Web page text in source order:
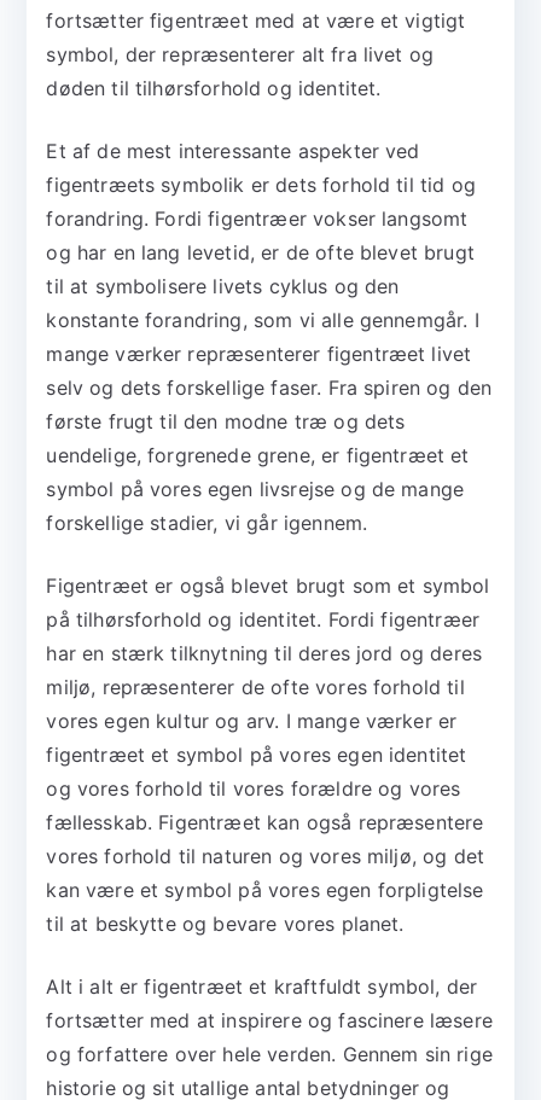
fortsætter figentræet med at være et vigtigt
symbol, der repræsenterer alt fra livet og
døden til tilhørsforhold og identitet.
Et af de mest interessante aspekter ved
figentræets symbolik er dets forhold til tid og
forandring. Fordi figentræer vokser langsomt
og har en lang levetid, er de ofte blevet brugt
til at symbolisere livets cyklus og den
konstante forandring, som vi alle gennemgår. I
mange værker repræsenterer figentræet livet
selv og dets forskellige faser. Fra spiren og den
første frugt til den modne træ og dets
uendelige, forgrenede grene, er figentræet et
symbol på vores egen livsrejse og de mange
forskellige stadier, vi går igennem.
Figentræet er også blevet brugt som et symbol
på tilhørsforhold og identitet. Fordi figentræer
har en stærk tilknytning til deres jord og deres
miljø, repræsenterer de ofte vores forhold til
vores egen kultur og arv. I mange værker er
figentræet et symbol på vores egen identitet
og vores forhold til vores forældre og vores
fællesskab. Figentræet kan også repræsentere
vores forhold til naturen og vores miljø, og det
kan være et symbol på vores egen forpligtelse
til at beskytte og bevare vores planet.
Alt i alt er figentræet et kraftfuldt symbol, der
fortsætter med at inspirere og fascinere læsere
og forfattere over hele verden. Gennem sin rige
historie og sit utallige antal betydninger og